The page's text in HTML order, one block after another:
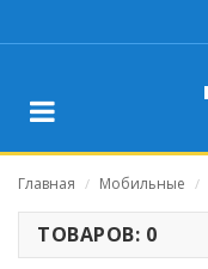
Главная / Мобильные /
ТОВАРОВ: 0